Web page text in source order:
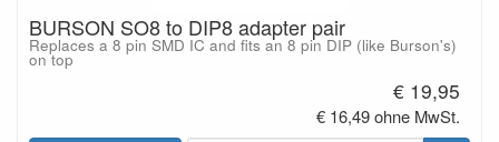
BURSON SO8 to DIP8 adapter pair
Replaces a 8 pin SMD IC and fits an 8 pin DIP (like Burson's)
on top
€ 19,95
€ 16,49 ohne MwSt.